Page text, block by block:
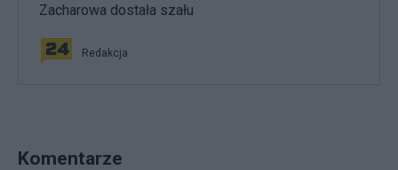
Zacharowa dostała szału
Redakcja
Komentarze